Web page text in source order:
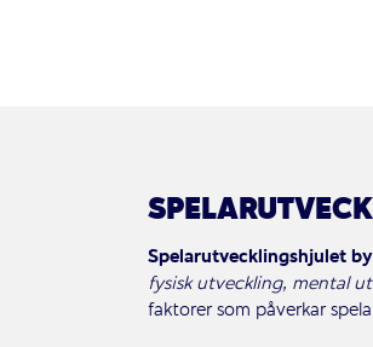
Spelarutvecklingshjulet
fysisk utveckling, mental
faktorer som påverkar